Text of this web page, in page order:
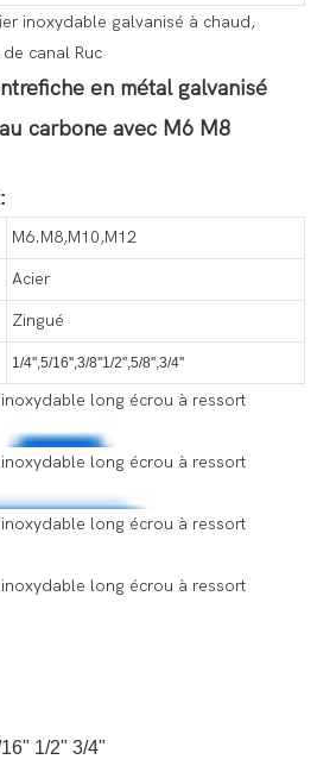
inoxydable galvanisé à chaud,
canal Ruc
en métal galvanisé
carbone avec M6 M8
M6.M8,M10,M12
Acier
Zingué
1/4'',5/16'',3/8''1/2'',5/8'',3/4''
1/2" 3/4"